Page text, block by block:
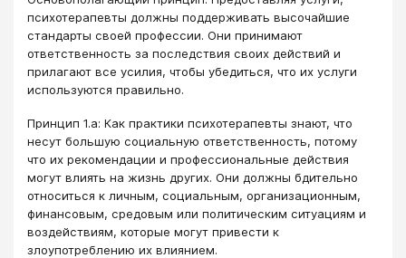
психотерапевты должны поддерживать высочайшие
стандарты своей профессии. Они принимают
ответственность за последствия своих действий и
прилагают все усилия, чтобы убедиться, что их услуги
используются правильно.
Принцип 1.a: Как практики психотерапевты знают, что
несут большую социальную ответственность, потому
что их рекомендации и профессиональные действия
могут влиять на жизнь других. Они должны бдительно
относиться к личным, социальным, организационным,
финансовым, средовым или политическим ситуациям и
воздействиям, которые могут привести к
злоупотреблению их влиянием.